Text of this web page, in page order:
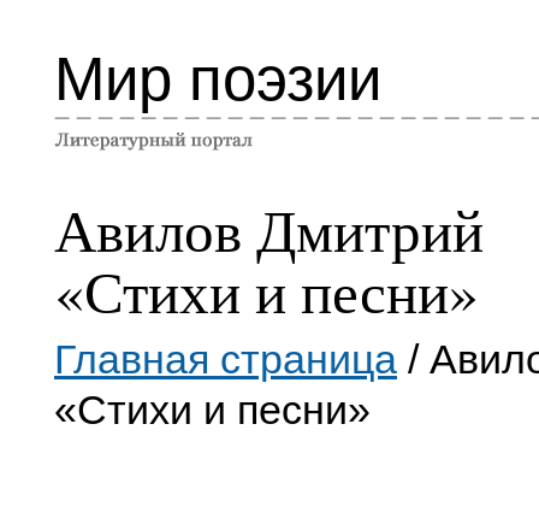
Мир поэзии
Авилов Дмитрий
«Стихи и песни»
Главная страница /
«Стихи и песни»